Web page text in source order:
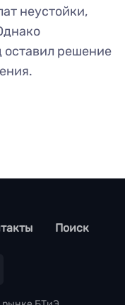
неустойки,
оставил решение
Поиск